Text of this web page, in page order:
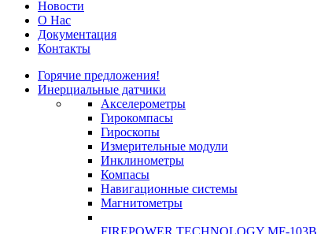
Новости
О Нас
Документация
Контакты
Горячие предложения!
Инерциальные датчики
Акселерометры
Гирокомпасы
Гироскопы
Измерительные модули
Инклинометры
Компасы
Навигационные системы
Магнитометры
FIREPOWER TECHNOLOGY MF-103B